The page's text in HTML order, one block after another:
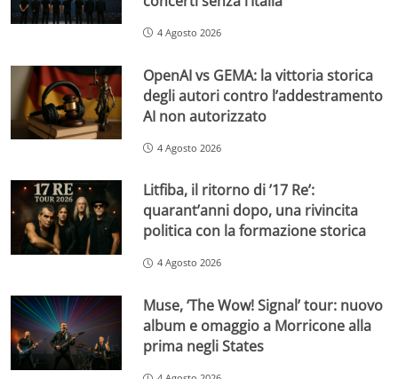
4 Agosto 2026
OpenAI vs GEMA: la vittoria storica
degli autori contro l’addestramento
AI non autorizzato
4 Agosto 2026
Litfiba, il ritorno di ’17 Re’:
quarant’anni dopo, una rivincita
politica con la formazione storica
4 Agosto 2026
Muse, ‘The Wow! Signal’ tour: nuovo
album e omaggio a Morricone alla
prima negli States